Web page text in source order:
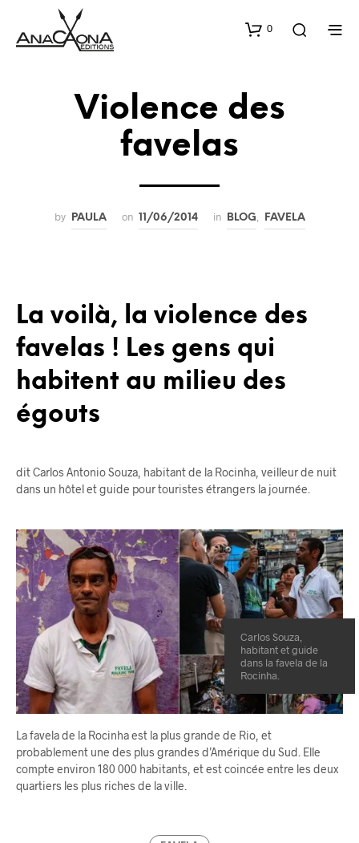
0
Violence des
favelas
by PAULA on 11/06/2014 in BLOG FAVELA
La voilà, la violence des
favelas ! Les gens qui
habitent au milieu des
égouts
dit Carlos Antonio Souza, habitant de la Rocinha, veilleur de nuit
dans un hôtel et guide pour touristes étrangers la journée.
Carlos Souza,
habitant et guide
dans la favela de la
Rocinha.
La favela de la Rocinha est la plus grande de Rio, et
probablement une des plus grandes d’Amérique du Sud. Elle
compte environ 180 000 habitants, et est coincée entre les deux
quartiers les plus riches de la ville.